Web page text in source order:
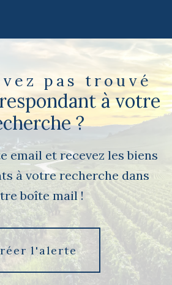
pas trouvé
à votre
?
email et recevez les biens
à votre recherche dans
boîte mail !
l'alerte